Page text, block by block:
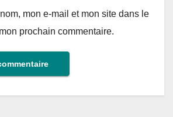
mon e-mail et mon site dans le
prochain commentaire.